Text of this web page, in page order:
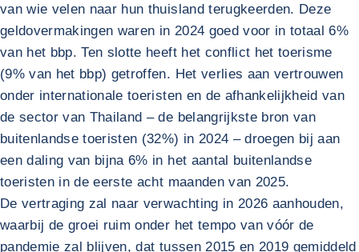
van wie velen naar hun thuisland terugkeerden. Deze
geldovermakingen waren in 2024 goed voor in totaal 6%
van het bbp. Ten slotte heeft het conflict het toerisme
(9% van het bbp) getroffen. Het verlies aan vertrouwen
onder internationale toeristen en de afhankelijkheid van
de sector van Thailand – de belangrijkste bron van
buitenlandse toeristen (32%) in 2024 – droegen bij aan
een daling van bijna 6% in het aantal buitenlandse
toeristen in de eerste acht maanden van 2025.
De vertraging zal naar verwachting in 2026 aanhouden,
waarbij de groei ruim onder het tempo van vóór de
pandemie zal blijven, dat tussen 2015 en 2019 gemiddeld